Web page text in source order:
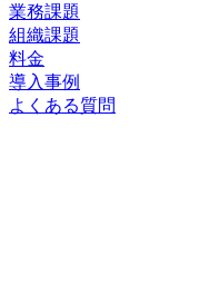
業務課題
組織課題
料金
導入事例
よくある質問